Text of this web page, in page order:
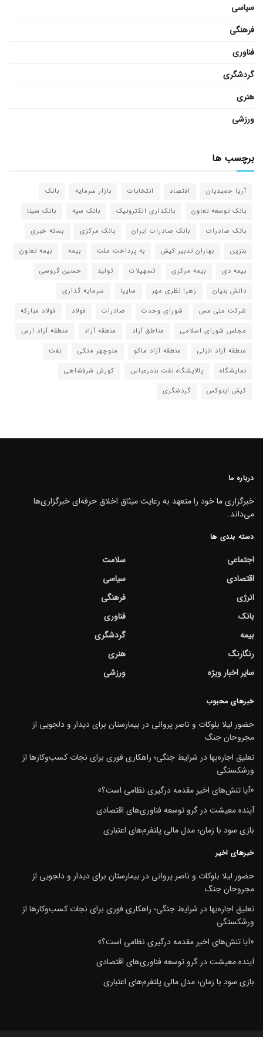
سیاسی
فرهنگی
فناوری
گردشگری
هنری
ورزشی
برچسب ها
آریا حمیدیان اقتصاد انتخابات بازار سرمایه
بانک
بانک توسعه تعاون
بانکداری الکترونیک بانک سپه
بانک سینا
بانک صادرات
بانک صادرات ایران بانک مرکزی
بسته خبری
بنزین
بهاران تدبیر کیش به پرداخت ملت بیمه
بیمه تعاون
بیمه دی
بیمه مرکزی تسهیلات تولید
حسین گروسی
دانش بنیان
زهرا نظری مهر سایپا
سرمایه گذاری
شرکت ملی مس
شورای وحدت صادرات فولاد
فولاد مبارکه
مجلس شورای اسلامی
مناطق آزاد منطقه آزاد
منطقه آزاد ارس
منطقه آزاد انزلی
منطقه آزاد ماکو منوچهر متکی
نفت
نمایشگاه
پالایشگاه نفت بندرعباس
کورش شرفشاهی
کیش اینوکس
گردشگری
درباره ما
خبرگزاری ما خود را متعهد به رعایت میثاق اخلاق حرفه‌ای خبرگزاری‌ها
می‌داند.
دسته بندی ها
اجتماعی
اقتصادی
انرژی
بانک
بیمه
رنگارنگ
سایر اخبار ویژه
سلامت
سیاسی
فرهنگی
فناوری
گردشگری
هنری
ورزشی
خبرهای محبوب
حضور لیلا بلوکات و ناصر پروانی در بیمارستان برای دیدار و دلجویی از
مجروحان جنگ
تعلیق اجاره‌بها در شرایط جنگی؛ راهکاری فوری برای نجات کسب‌وکارها از
ورشکستگی
«آیا تنش‌های اخیر مقدمه درگیری نظامی است؟»
آینده معیشت در گرو توسعه فناوری‌های اقتصادی
بازی سود با زمان؛ مدل مالی پلتفرم‌های اعتباری
خبرهای اخیر
حضور لیلا بلوکات و ناصر پروانی در بیمارستان برای دیدار و دلجویی از
مجروحان جنگ
تعلیق اجاره‌بها در شرایط جنگی؛ راهکاری فوری برای نجات کسب‌وکارها از
ورشکستگی
«آیا تنش‌های اخیر مقدمه درگیری نظامی است؟»
آینده معیشت در گرو توسعه فناوری‌های اقتصادی
بازی سود با زمان؛ مدل مالی پلتفرم‌های اعتباری